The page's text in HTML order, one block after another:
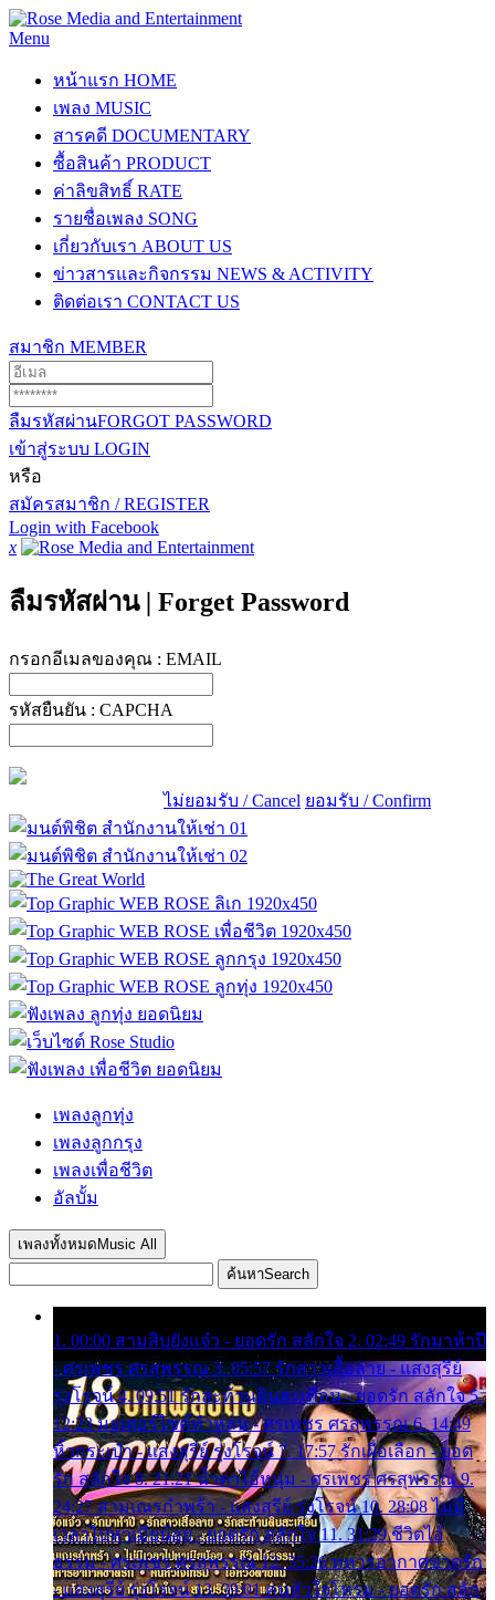
Menu
หน้าแรก HOME
เพลง MUSIC
สารคดี DOCUMENTARY
ซื้อสินค้า PRODUCT
ค่าลิขสิทธิ์ RATE
รายชื่อเพลง SONG
เกี่ยวกับเรา ABOUT US
ข่าวสารและกิจกรรม NEWS & ACTIVITY
ติดต่อเรา CONTACT US
สมาชิก MEMBER
ลืมรหัสผ่านFORGOT PASSWORD
เข้าสู่ระบบ LOGIN
หรือ
สมัครสมาชิก / REGISTER
Login with Facebook
x
ลืมรหัสผ่าน | Forget Password
กรอกอีเมลของคุณ : EMAIL
รหัสยืนยัน : CAPCHA
ไม่ยอมรับ / Cancel ยอมรับ / Confirm
เพลงลูกทุ่ง
เพลงลูกกรุง
เพลงเพื่อชีวิต
อัลบั้ม
เพลงทั้งหมด Music All
ค้นหาSearch
1. 00:00 สามสิบยังแจ๋ว - ยอดรัก สลักใจ 2. 02:49 รักมาห้าปี
- ศรเพชร ศรสุพรรณ 3. 05:57 รักสาวเสื้อลาย - แสงสุรีย์
รุ่งโรจน์ 4. 09:51 รักสะท้านดินสะเทือน - ยอดรัก สลักใจ 5.
12:23 มอเตอร์ไซค์ทำหล่น - ศรเพชร ศรสุพรรณ 6. 14:49
หิ้วกระเป๋า - แสงสุรีย์ รุ่งโรจน์ 7. 17:57 รักเผื่อเลือก - ยอด
รัก สลักใจ 8. 21:21 น้ำตาไอ้หนุ่ม - ศรเพชร ศรสุพรรณ 9.
24:27 สามเณรกำพร้า - แสงสุรีย์ รุ่งโรจน์ 10. 28:08 ไม่มี
เวลาไปหาเมียน้อย - ยอดรัก สลักใจ 11. 31:29 ชีวิตไอ้
ธรรม - ศรเพชร ศรสุพรรณ 12. 35:26 ทหารอากาศขาดรัก
- แสงสุรีย์ รุ่งโรจน์ 13. 39:01 คนหัวใจโทรม - ยอดรัก สลัก